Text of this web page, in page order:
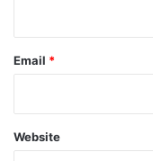
Email *
Website